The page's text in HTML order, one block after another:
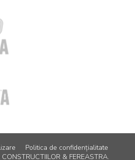
Politica de confidențialitate
& FEREASTRA.